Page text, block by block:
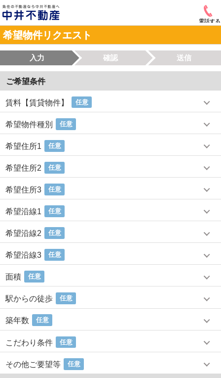
電話する
希望物件リクエスト
入力 確認 送信
ご希望条件
賃料【賃貸物件】 任意
希望物件種別 任意
希望住所1 任意
希望住所2 任意
希望住所3 任意
希望沿線1 任意
希望沿線2 任意
希望沿線3 任意
面積 任意
駅からの徒歩 任意
築年数 任意
こだわり条件 任意
その他ご要望等 任意